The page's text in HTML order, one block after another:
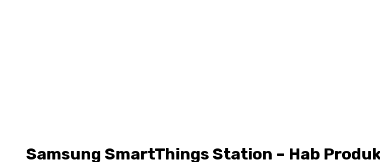
Samsung SmartThings Station – Hab